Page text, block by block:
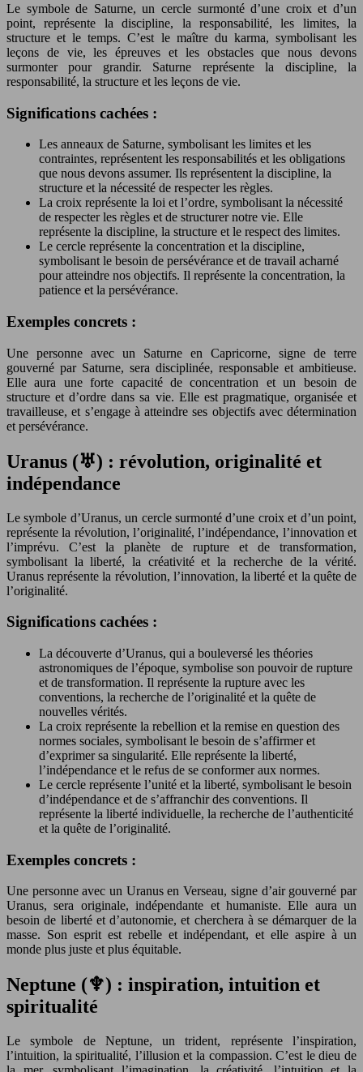
Le symbole de Saturne, un cercle surmonté d’une croix et d’un
point, représente la discipline, la responsabilité, les limites, la
structure et le temps. C’est le maître du karma, symbolisant les
leçons de vie, les épreuves et les obstacles que nous devons
surmonter pour grandir. Saturne représente la discipline, la
responsabilité, la structure et les leçons de vie.
Significations cachées :
Les anneaux de Saturne, symbolisant les limites et les
contraintes, représentent les responsabilités et les obligations
que nous devons assumer. Ils représentent la discipline, la
structure et la nécessité de respecter les règles.
La croix représente la loi et l’ordre, symbolisant la nécessité
de respecter les règles et de structurer notre vie. Elle
représente la discipline, la structure et le respect des limites.
Le cercle représente la concentration et la discipline,
symbolisant le besoin de persévérance et de travail acharné
pour atteindre nos objectifs. Il représente la concentration, la
patience et la persévérance.
Exemples concrets :
Une personne avec un Saturne en Capricorne, signe de terre
gouverné par Saturne, sera disciplinée, responsable et ambitieuse.
Elle aura une forte capacité de concentration et un besoin de
structure et d’ordre dans sa vie. Elle est pragmatique, organisée et
travailleuse, et s’engage à atteindre ses objectifs avec détermination
et persévérance.
Uranus (♅) : révolution, originalité et
indépendance
Le symbole d’Uranus, un cercle surmonté d’une croix et d’un point,
représente la révolution, l’originalité, l’indépendance, l’innovation et
l’imprévu. C’est la planète de rupture et de transformation,
symbolisant la liberté, la créativité et la recherche de la vérité.
Uranus représente la révolution, l’innovation, la liberté et la quête de
l’originalité.
Significations cachées :
La découverte d’Uranus, qui a bouleversé les théories
astronomiques de l’époque, symbolise son pouvoir de rupture
et de transformation. Il représente la rupture avec les
conventions, la recherche de l’originalité et la quête de
nouvelles vérités.
La croix représente la rebellion et la remise en question des
normes sociales, symbolisant le besoin de s’affirmer et
d’exprimer sa singularité. Elle représente la liberté,
l’indépendance et le refus de se conformer aux normes.
Le cercle représente l’unité et la liberté, symbolisant le besoin
d’indépendance et de s’affranchir des conventions. Il
représente la liberté individuelle, la recherche de l’authenticité
et la quête de l’originalité.
Exemples concrets :
Une personne avec un Uranus en Verseau, signe d’air gouverné par
Uranus, sera originale, indépendante et humaniste. Elle aura un
besoin de liberté et d’autonomie, et cherchera à se démarquer de la
masse. Son esprit est rebelle et indépendant, et elle aspire à un
monde plus juste et plus équitable.
Neptune (♆) : inspiration, intuition et
spiritualité
Le symbole de Neptune, un trident, représente l’inspiration,
l’intuition, la spiritualité, l’illusion et la compassion. C’est le dieu de